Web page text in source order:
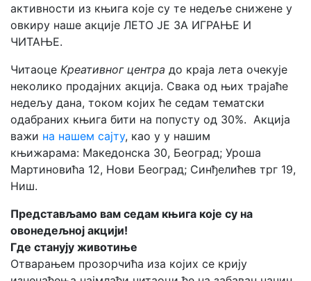
активности из књига које су те недеље снижене у
овкиру наше акције ЛЕТО ЈЕ ЗА ИГРАЊЕ И
ЧИТАЊЕ.
Читаоце Креативног центра до краја лета очекује
неколико продајних акција. Свака од њих трајаће
недељу дана, током којих ће седам тематски
одабраних књига бити на попусту од 30%. Акција
важи на нашем сајту, као у у нашим
књижарама: Македонска 30, Београд; Уроша
Мартиновића 12, Нови Београд; Синђелићев трг 19,
Ниш.
Представљамо вам седам књига које су на
овонедељној акцији!
Где станују животиње
Отварањем прозорчића иза којих се крију